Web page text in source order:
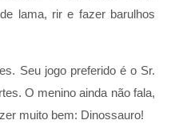
lama, rir e fazer barulhos
Seu jogo preferido é o Sr.
O menino ainda não fala,
muito bem: Dinossauro!